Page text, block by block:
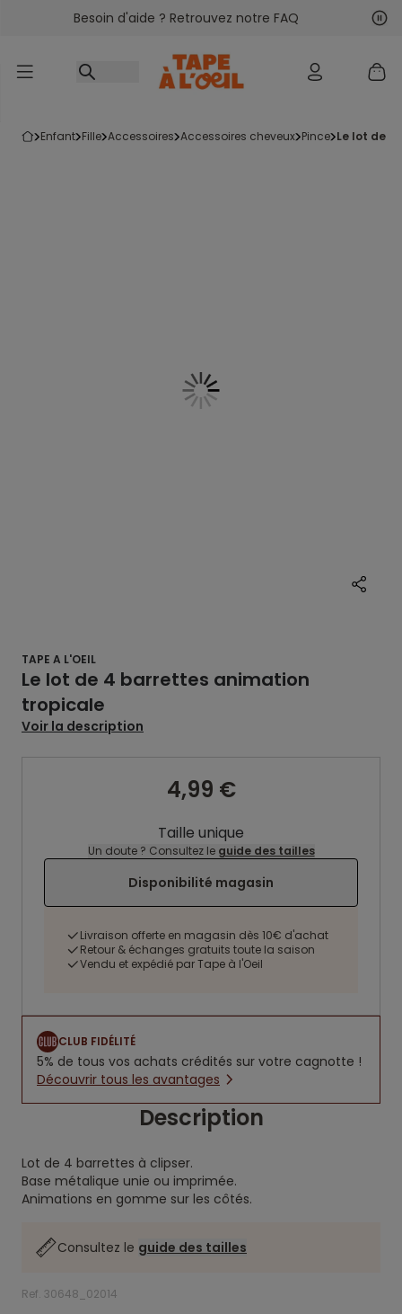
Accéder au contenu
Besoin d'aide ? Retrouvez notre FAQ
enfant fille accessoires accessoires cheveux pince le lot de
TAPE A L'OEIL
Le lot de 4 barrettes animation
tropicale
Voir la description
4,99 €
Taille unique
Un doute ? Consultez le guide des tailles
Disponibilité magasin
Livraison offerte en magasin dès 10€ d'achat
Retour & échanges gratuits toute la saison
Vendu et expédié par Tape à l'Oeil
CLUB FIDÉLITÉ
5% de tous vos achats crédités sur votre cagnotte !
Découvrir tous les avantages
Description
Lot de 4 barrettes à clipser.
Base métalique unie ou imprimée.
Animations en gomme sur les côtés.
Consultez le guide des tailles
Ref. 30648_02014